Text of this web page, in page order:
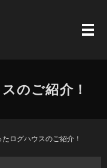
のご紹介！
ログハウスのご紹介！